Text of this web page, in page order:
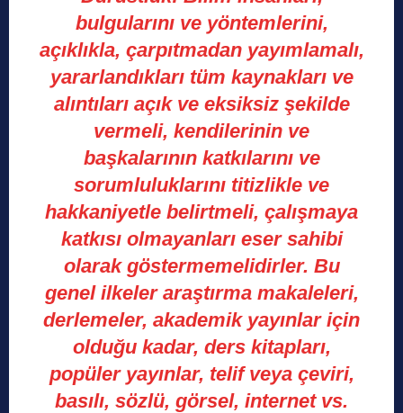
bulgularını ve yöntemlerini,
açıklıkla, çarpıtmadan yayımlamalı,
yararlandıkları tüm kaynakları ve
alıntıları açık ve eksiksiz şekilde
vermeli, kendilerinin ve
başkalarının katkılarını ve
sorumluluklarını titizlikle ve
hakkaniyetle belirtmeli, çalışmaya
katkısı olmayanları eser sahibi
olarak göstermemelidirler. Bu
genel ilkeler araştırma makaleleri,
derlemeler, akademik yayınlar için
olduğu kadar, ders kitapları,
popüler yayınlar, telif veya çeviri,
basılı, sözlü, görsel, internet vs.